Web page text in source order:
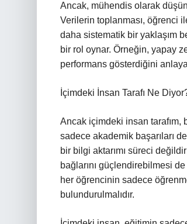
Ancak, mühendis olarak
Verilerin toplanması, öğrenci
daha sistematik bir yaklaşım
bir rol oynar. Örneğin, yapay
performans gösterdiğini
İçimdeki İnsan Tarafı Ne
Ancak içimdeki insan tarafım,
sadece akademik başarıları
bir bilgi aktarımı süreci
bağlarını güçlendirebilmesi
her öğrencinin sadece
bulundurulmalıdır.